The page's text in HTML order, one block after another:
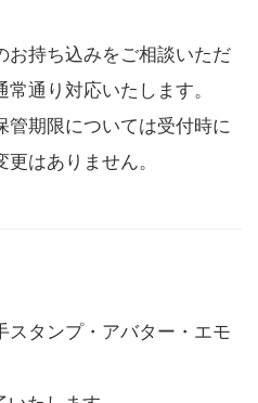
お持ち込みをご相談いただ
通り対応いたします。
期限については受付時に
はありません。
スタンプ・アバター・エモ